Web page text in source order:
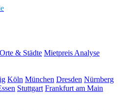
Orte & Städte Mietpreis Analyse
Köln München Dresden Nürnberg
Stuttgart Frankfurt am Main